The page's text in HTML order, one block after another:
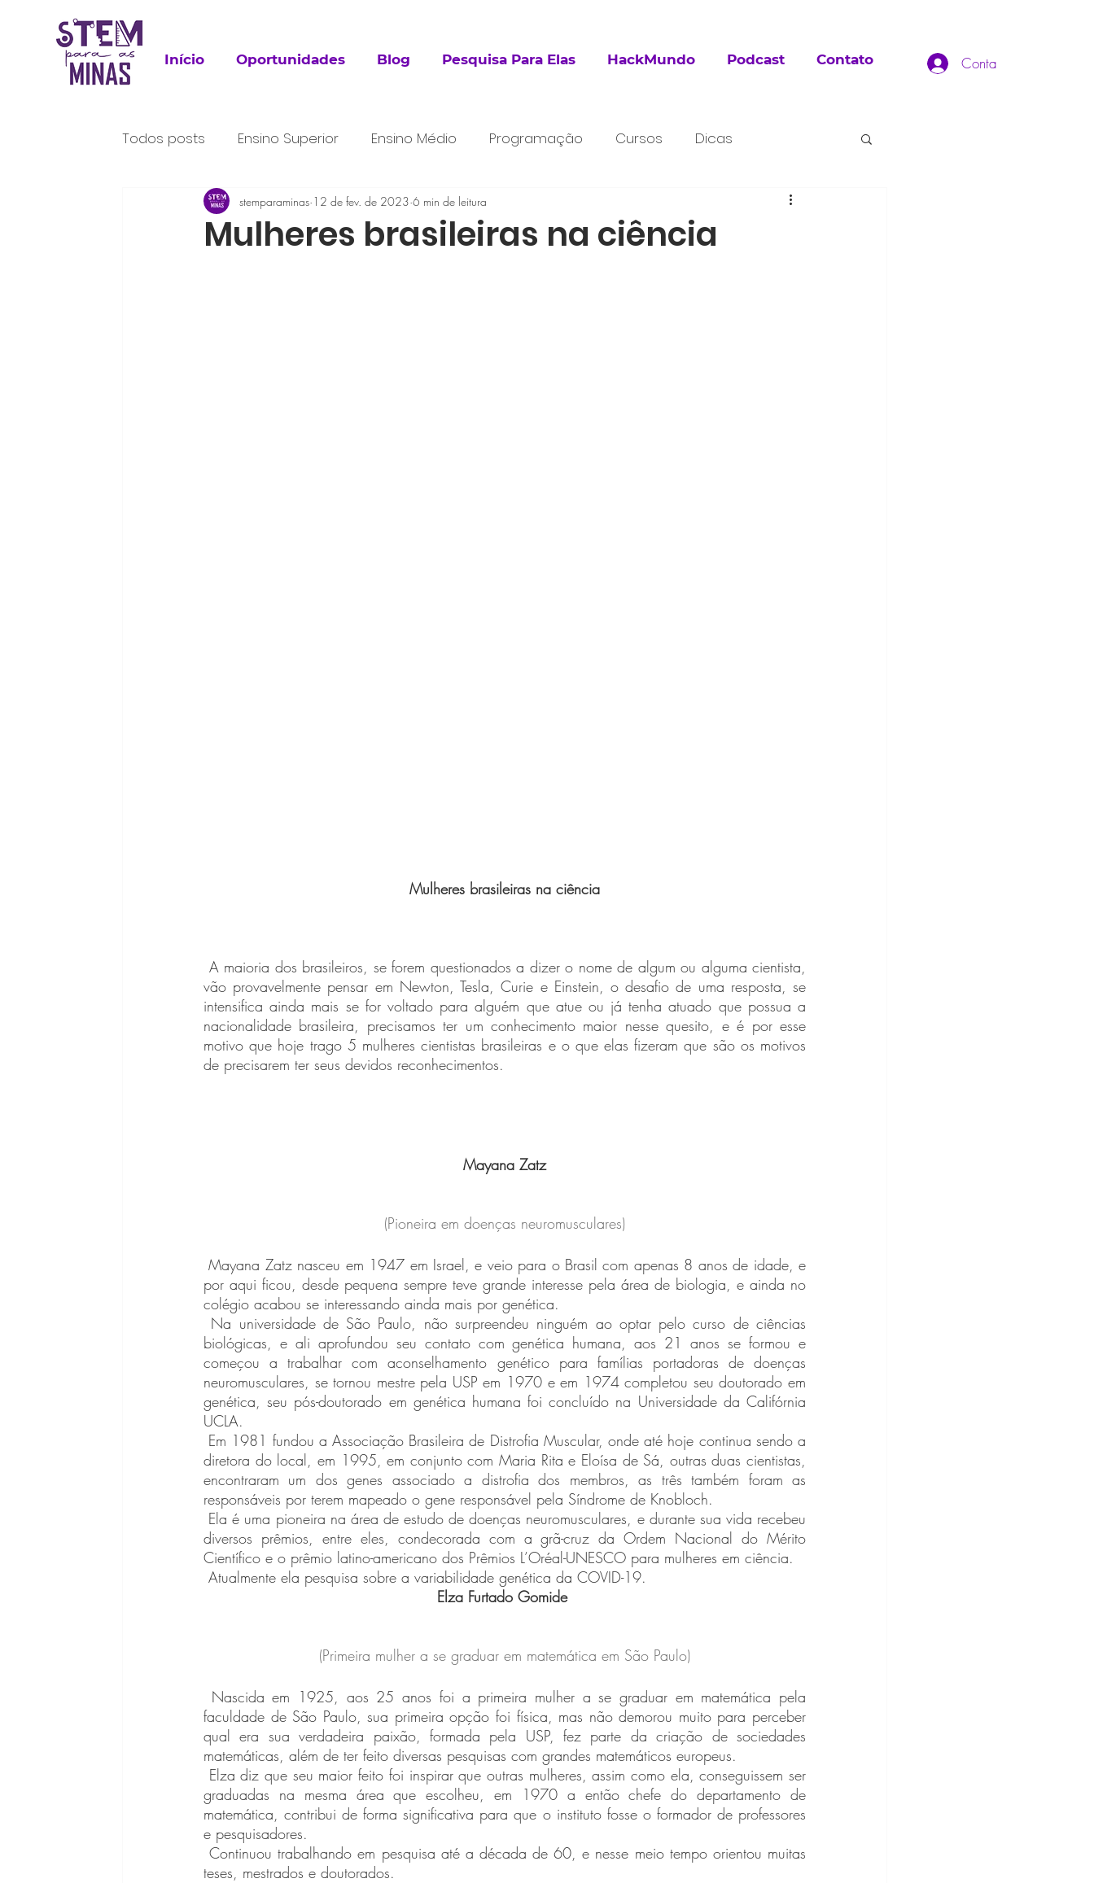
Início Oportunidades Blog Pesquisa Para Elas HackMundo Podcast Contato Conta
Todos posts Ensino Superior Ensino Médio Programação Cursos Dicas
Para Leitura Trabalho Pesquisa Extracurricular
Mulheres brasileiras na ciência
stemparaminas 12 de fev. de 2023 6 min de leitura
Mulheres brasileiras na ciência
vão provavelmente pensar em Newton, Tesla, Curie e Einstein, o desafio de uma resposta, se
intensifica ainda mais se for voltado para alguém que atue ou já tenha atuado que possua a
nacionalidade brasileira, precisamos ter um conhecimento maior nesse quesito, e é por esse
motivo que hoje trago 5 mulheres cientistas brasileiras e o que elas fizeram que são os motivos
de precisarem ter seus devidos reconhecimentos.
Mayana Zatz
(Pioneira em doenças neuromusculares)
Mayana Zatz nasceu em 1947 em Israel, e veio para o Brasil com apenas 8 anos de idade, e
por aqui ficou, desde pequena sempre teve grande interesse pela área de biologia, e ainda no
colégio acabou se interessando ainda mais por genética.
biológicas, e ali aprofundou seu contato com genética humana, aos 21 anos se formou e
começou a trabalhar com aconselhamento genético para famílias portadoras de doenças
neuromusculares, se tornou mestre pela USP em 1970 e em 1974 completou seu doutorado em
genética, seu pós-doutorado em genética humana foi concluído na Universidade da Califórnia
UCLA.
diretora do local, em 1995, em conjunto com Maria Rita e Eloísa de Sá, outras duas cientistas,
encontraram um dos genes associado a distrofia dos membros, as três também foram as
responsáveis por terem mapeado o gene responsável pela Síndrome de Knobloch.
diversos prêmios, entre eles, condecorada com a grã-cruz da Ordem Nacional do Mérito
Científico e o prêmio latino-americano dos Prêmios L’Oréal-UNESCO para mulheres em ciência.
Atualmente ela pesquisa sobre a variabilidade genética da COVID-19.
Elza Furtado Gomide
(Primeira mulher a se graduar em matemática em São Paulo)
faculdade de São Paulo, sua primeira opção foi física, mas não demorou muito para perceber
qual era sua verdadeira paixão, formada pela USP, fez parte da criação de sociedades
matemáticas, além de ter feito diversas pesquisas com grandes matemáticos europeus.
graduadas na mesma área que escolheu, em 1970 a então chefe do departamento de
matemática, contribui de forma significativa para que o instituto fosse o formador de professores
e pesquisadores.
Continuou trabalhando em pesquisa até a década de 60, e nesse meio tempo orientou muitas
teses, mestrados e doutorados.